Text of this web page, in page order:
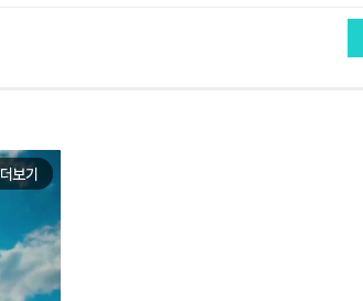
더보기